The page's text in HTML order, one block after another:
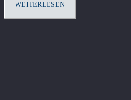
WEITERLESEN